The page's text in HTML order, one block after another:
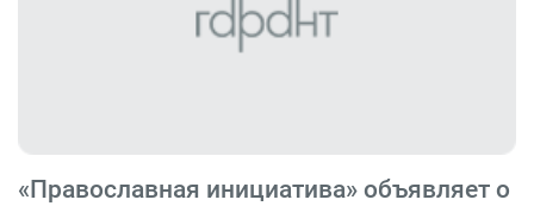
«Православная инициатива» объявляет о